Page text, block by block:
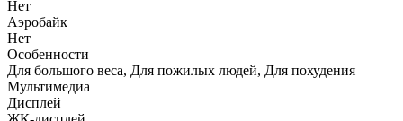
Нет
Аэробайк
Нет
Особенности
Для большого веса, Для пожилых людей, Для похудения
Мультимедиа
Дисплей